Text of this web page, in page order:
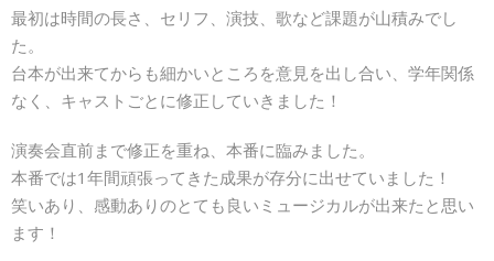
最初は時間の長さ、セリフ、演技、歌など課題が山積みでし
た。
台本が出来てからも細かいところを意見を出し合い、学年関係
なく、キャストごとに修正していきました！
演奏会直前まで修正を重ね、本番に臨みました。
本番では1年間頑張ってきた成果が存分に出せていました！
笑いあり、感動ありのとても良いミュージカルが出来たと思い
ます！